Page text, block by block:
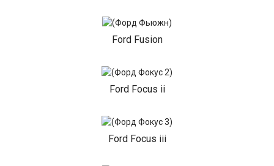
Ford Fusion
Ford Focus ii
Ford Focus iii